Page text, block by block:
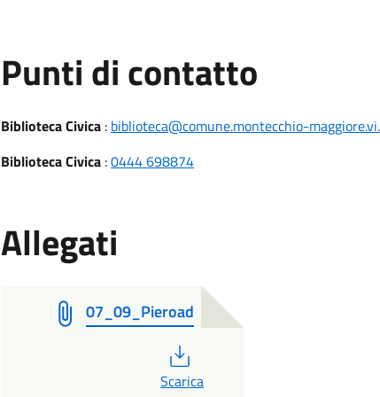
Punti di contatto
Biblioteca Civica: biblioteca@comune.montecchio-
Biblioteca Civica:0444 698874
Allegati
07_09_Pieroad
Scarica